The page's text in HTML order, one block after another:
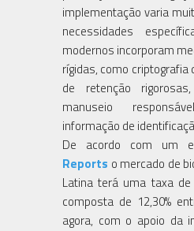
implementação varia
necessidades
modernos incorporam
rígidas, como criptografia
de retenção
manuseio
informação de
De acordo com um
Reports o mercado de
Latina terá uma taxa
composta de 12,30%
agora, com o apoio da